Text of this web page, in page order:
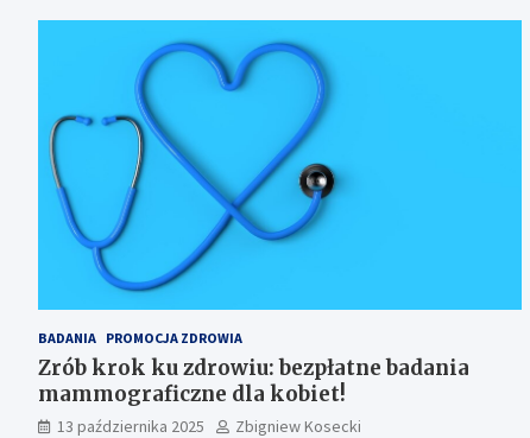
BADANIA PROMOCJA ZDROWIA
Zrób krok ku zdrowiu: bezpłatne badania
mammograficzne dla kobiet!
13 października 2025
Zbigniew Kosecki